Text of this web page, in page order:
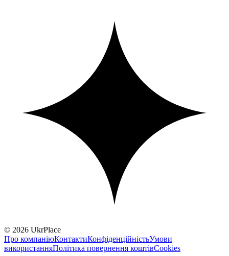
© 2026 UkrPlace
Про компаніюКонтактиКонфіденційністьУмови
використанняПолітика повернення коштівCookies